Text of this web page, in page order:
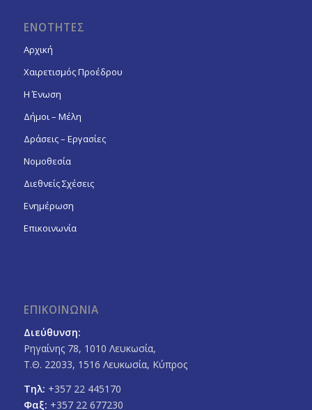
ΕΝΟΤΗΤΕΣ
Αρχική
Χαιρετισμός Προέδρου
Η Ένωση
Δήμοι – Μέλη
Δράσεις – Εργασίες
Νομοθεσία
Διεθνείς Σχέσεις
Ενημέρωση
Επικοινωνία
ΕΠΙΚΟΙΝΩΝΙΑ
Διεύθυνση:
Ρηγαίνης 78, 1010 Λευκωσία,
Τ.Θ. 22033, 1516 Λευκωσία, Κύπρος
Τηλ: +357 22 445170
Φαξ: +357 22 677230